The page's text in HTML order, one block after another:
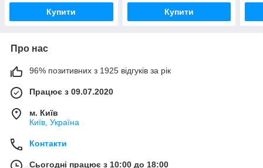
Купити Купити
Про нас
96% позитивних з 1925 відгуків за рік
Працює з 09.07.2020
м. Київ
Київ, Україна
Контакти
Сьогодні працює з 10:00 до 18:00